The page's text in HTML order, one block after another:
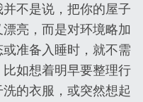
不是说，把你的屋子
亮，而是对环境略加
准备入睡时，就不需
如想着明早要整理行
的衣服，或突然想起